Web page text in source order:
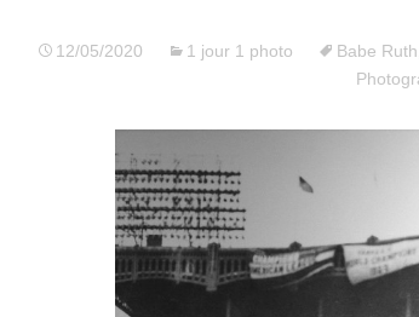
12/05/2020 1 jour 1 photo Babe Ruth